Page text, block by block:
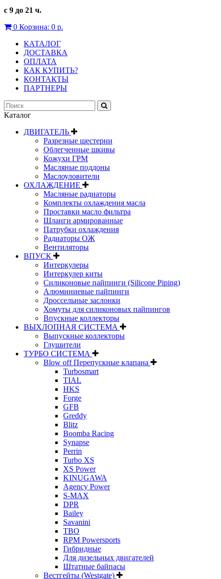
с 9 до 21 ч.
0 Корзина: 0 р.
КАТАЛОГ
ДОСТАВКА
ОПЛАТА
КАК КУПИТЬ?
КОНТАКТЫ
ПАРТНЕРЫ
Каталог
ДВИГАТЕЛЬ
Разрезные шестерни
Облегченные шкивы
Кожухи ГРМ
Масляные поддоны
Маслоуловители
ОХЛАЖДЕНИЕ
Масляные радиаторы
Комплекты охлаждения масла
Проставки масло фильтра
Шланги армированные
Патрубки охлаждения
Радиаторы ОЖ
Вентиляторы
ВПУСК
Интеркулеры
Интеркулер киты
Силиконовые пайпинги (Silicone Piping)
Алюминиевые пайпинги
Дроссельные заслонки
Хомуты для силиконовых пайпингов
Впускные коллекторы
ВЫХЛОПНАЯ СИСТЕМА
Выпускные коллекторы
Глушители
ТУРБО СИСТЕМА
Blow off Перепускные клапана
Turbosmart
TIAL
HKS
Forge
GFB
Greddy
Blitz
Boomba Racing
Synapse
Perrin
Turbo XS
XS Power
KINUGAWA
Agency Power
S-MAX
DPR
Bailey
Savanini
TBO
RPM Powersports
Гибридные
Для дизельных двигателей
Штатные байпасы
Вестгейты (Westgate)